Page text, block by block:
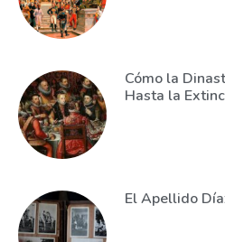
Cómo la
Hasta la
El Apellido